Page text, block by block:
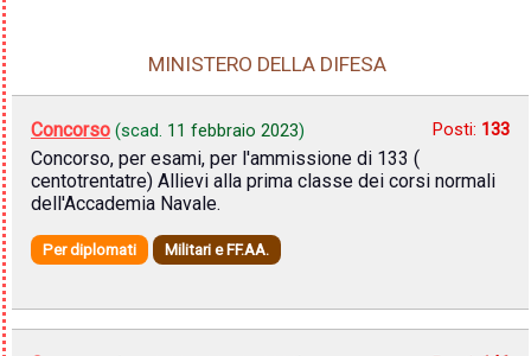
MINISTERO DELLA DIFESA
Concorso (scad. 11 febbraio 2023) Posti: 133
Concorso, per esami, per l'ammissione di 133 (
centotrentatre) Allievi alla prima classe dei corsi normali
dell'Accademia Navale.
Per diplomati Militari e FF.AA.